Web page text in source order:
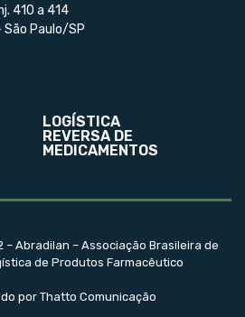
410 a 414
Paulo/SP
LOGÍSTICA
REVERSA DE
MEDICAMENTOS
– Abradilan – Associação Brasileira de
de Produtos Farmacêutico
por Thatto Comunicação